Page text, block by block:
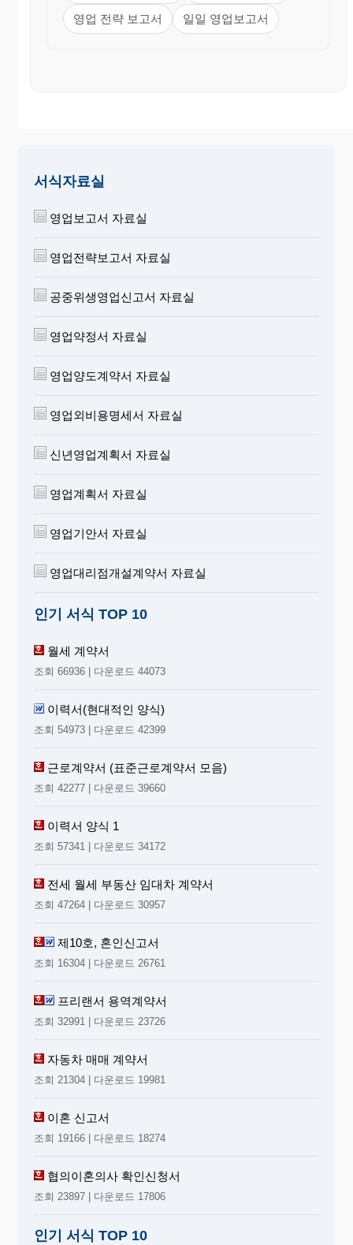
영업 전략 보고서 일일 영업보고서
서식자료실
영업보고서 자료실
영업전략보고서 자료실
공중위생영업신고서 자료실
영업약정서 자료실
영업양도계약서 자료실
영업외비용명세서 자료실
신년영업계획서 자료실
영업계획서 자료실
영업기안서 자료실
영업대리점개설계약서 자료실
인기 서식 TOP 10
월세 계약서
조회 66936 | 다운로드 44073
이력서(현대적인 양식)
조회 54973 | 다운로드 42399
근로계약서 (표준근로계약서 모음)
조회 42277 | 다운로드 39660
이력서 양식 1
조회 57341 | 다운로드 34172
전세 월세 부동산 임대차 계약서
조회 47264 | 다운로드 30957
제10호, 혼인신고서
조회 16304 | 다운로드 26761
프리랜서 용역계약서
조회 32991 | 다운로드 23726
자동차 매매 계약서
조회 21304 | 다운로드 19981
이혼 신고서
조회 19166 | 다운로드 18274
협의이혼의사 확인신청서
조회 23897 | 다운로드 17806
인기 서식 TOP 10